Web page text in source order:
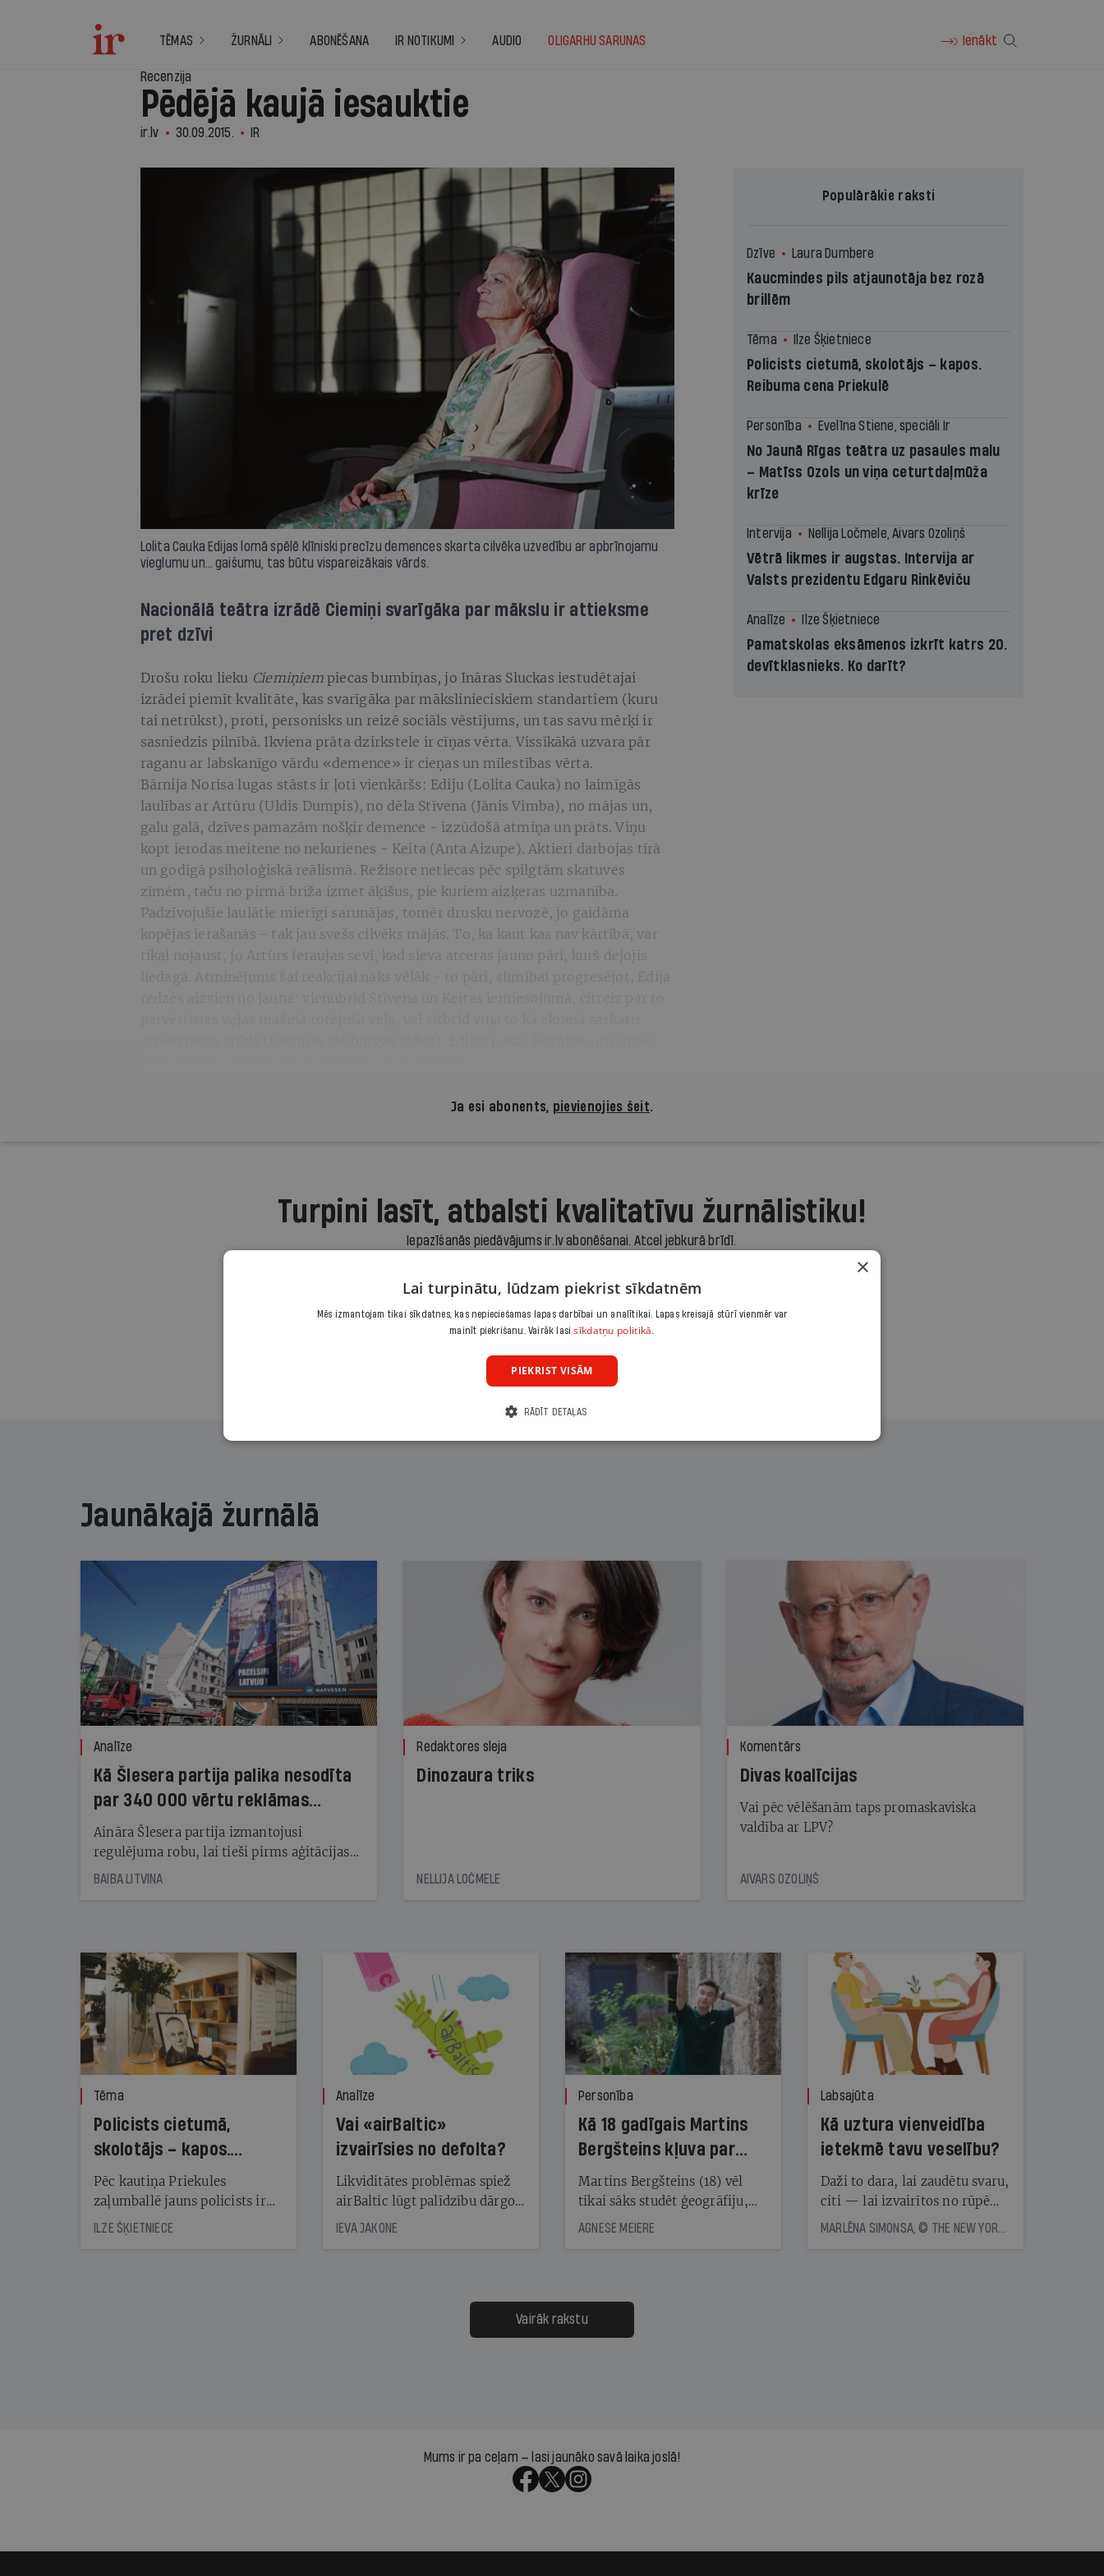
TĒMAS ŽURNĀLI ABONĒŠANA IR NOTIKUMI AUDIO OLIGARHU SARUNAS Ienākt
Recenzija
Pēdējā kaujā iesauktie
ir.lv 30.09.2015. IR
Lolita Cauka Edijas lomā spēlē klīniski precīzu demences skarta cilvēka uzvedību ar apbrīnojamu
vieglumu un… gaišumu, tas būtu vispareizākais vārds.
Nacionālā teātra izrādē Ciemiņi svarīgāka par mākslu ir attieksme
pret dzīvi
Drošu roku lieku Ciemiņiempiecas bumbiņas, jo Ināras Sluckas iestudētajai
izrādei piemīt kvalitāte, kas svarīgāka par mākslinieciskiem standartiem (kuru
tai netrūkst), proti, personisks un reizē sociāls vēstījums, un tas savu mērķi ir
sasniedzis pilnībā. Ikviena prāta dzirkstele ir cīņas vērta. Vissīkākā uzvara pār
raganu ar labskanīgo vārdu «demence» ir cieņas un mīlestības vērta.
Bārnija Norisa lugas stāsts ir ļoti vienkāršs: Ediju (Lolita Cauka) no laimīgās
laulības ar Artūru (Uldis Dumpis), no dēla Stīvena (Jānis Vimba), no mājas un,
galu galā, dzīves pamazām nošķir demence - izzūdošā atmiņa un prāts. Viņu
kopt ierodas meitene no nekurienes - Keita (Anta Aizupe). Aktieri darbojas tīrā
un godīgā psiholoģiskā reālismā. Režisore netiecas pēc spilgtām skatuves
zīmēm, taču no pirmā brīža izmet āķīšus, pie kuriem aizķeras uzmanība.
Padzīvojušie laulātie mierīgi sarunājas, tomēr drusku nervozē, jo gaidāma
kopējas ierašanās - tak jau svešs cilvēks mājās. To, ka kaut kas nav kārtībā, var
tikai nojaust, jo Artūrs ieraujas sevī, kad sieva atceras jauno pāri, kurš dejojis
Populārākie raksti
Dzīve Laura Dumbere
Kaucmindes pils atjaunotāja bez rozā
brillēm
Tēma Ilze Šķietniece
Policists cietumā, skolotājs – kapos.
Reibuma cena Priekulē
Personība Evelīna Stiene, speciāli Ir
No Jaunā Rīgas teātra uz pasaules malu
– Matīss Ozols un viņa ceturtdaļmūža
krīze
Intervija Nellija Ločmele, Aivars Ozoliņš
Vētrā likmes ir augstas. Intervija ar
Valsts prezidentu Edgaru Rinkēviču
Analīze Ilze Šķietniece
Pamatskolas eksāmenos izkrīt katrs 20.
devītklasnieks. Ko darīt?
Ja esi abonents, pievienojies šeit.
Turpini lasīt, atbalsti kvalitatīvu žurnālistiku!
Iepazīšanās piedāvājums ir.lv abonēšanai. Atcel jebkurā brīdī.
Citas abonēšanas iespējas meklē šeit
Jaunākajā žurnālā
Analīze
Kā Šlesera partija palika nesodīta
par 340 000 vērtu reklāmas
kampaņu
Aināra Šlesera partija izmantojusi
regulējuma robu, lai tieši pirms aģitācijas
starta izreklamētos par summu, kas
BAIBA LITVINA
Redaktores sleja
Dinozaura triks
NELLIJA LOČMELE
Komentārs
Divas koalīcijas
Vai pēc vēlēšanām taps promaskaviska
valdība ar LPV?
AIVARS OZOLIŅŠ
Tēma
Policists cietumā,
skolotājs – kapos.
Reibuma cena Priekulē
Pēc kautiņa Priekules
zaļumballē jauns policists ir
nonācis cietumā, bet
cienījams pedagogs — kapos.
ILZE ŠĶIETNIECE
Analīze
Vai «airBaltic»
izvairīsies no defolta?
Likviditātes problēmas spiež
airBaltic lūgt palīdzību dārgo
obligāciju turētājiem, taču
samaksāt augstos procentus,
kas jāpārskaita jau trīs dienas
pirms nākamās sapulces
IEVA JAKONE
Personība
Kā 18 gadīgais Martins
Bergšteins kļuva par
laika ziņu seju?
Martins Bergšteins (18) vēl
tikai sāks studēt ģeogrāfiju,
bet viņa sacītajam jau uzticas
uzcītīga darba, mammas
atbalsts un drosme turpināt
meteovērojumus arī tad, kad
AGNESE MEIERE
Labsajūta
Kā uztura vienveidība
ietekmē tavu veselību?
Daži to dara, lai zaudētu svaru,
citi — lai izvairītos no rūpēm,
kas saistītas ar ēdienreižu
Vairāk rakstu
Mums ir pa ceļam — lasi jaunāko savā laika joslā!
×
Lai turpinātu, lūdzam piekrist sīkdatnēm
Mēs izmantojam tikai sīkdatnes, kas nepieciešamas lapas darbībai un analītikai. Lapas kreisajā stūrī vienmēr var
mainīt piekrišanu. Vairāk lasisīkdatņu politikā.
PIEKRIST VISĀM
RĀDĪT DETAĻAS